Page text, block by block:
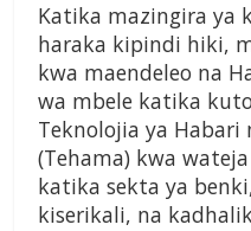
Katika mazingira ya
haraka kipindi hiki,
kwa maendeleo na
wa mbele katika
Teknolojia ya Habari
(Tehama) kwa
katika sekta ya
kiserikali, na